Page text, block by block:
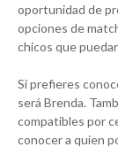
oportunidad de
opciones de
chicos que
Si prefieres
será Brenda.
compatibles por
conocer a quien